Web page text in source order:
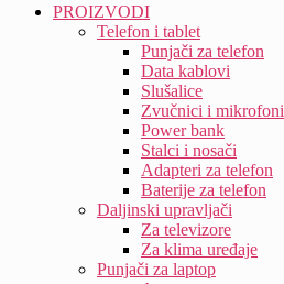
PROIZVODI
Telefon i tablet
Punjači za telefon
Data kablovi
Slušalice
Zvučnici i mikrofoni
Power bank
Stalci i nosači
Adapteri za telefon
Baterije za telefon
Daljinski upravljači
Za televizore
Za klima uređaje
Punjači za laptop